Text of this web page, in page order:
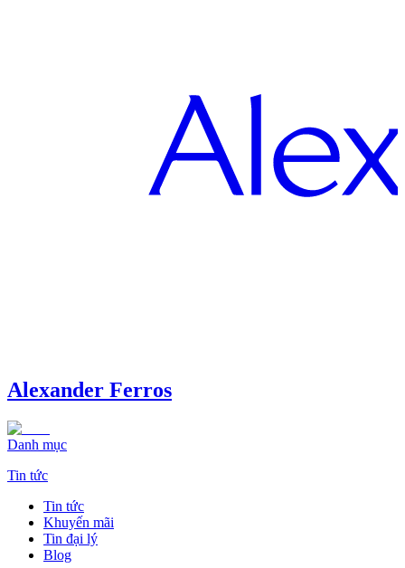
Alexander Ferros
Danh mục
Tin tức
Tin tức
Khuyến mãi
Tin đại lý
Blog